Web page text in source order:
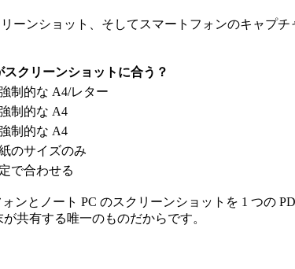
ーンショット、そしてスマートフォンのキャプ
スクリーンショットに合う？
制的な A4/レター
制的な A4
制的な A4
のサイズのみ
で合わせる
とノート PC のスクリーンショットを 1 つの
共有する唯一のものだからです。